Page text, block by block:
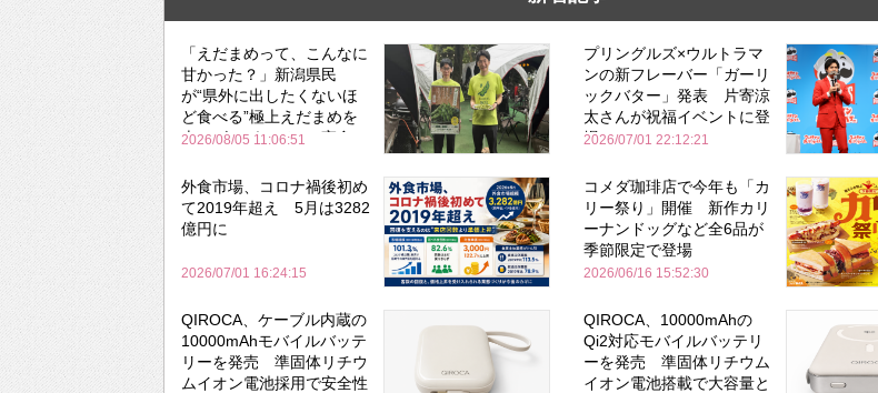
「えだまめって、こんなに
甘かった？」新潟県民
が“県外に出したくないほ
ど食べる”極上えだまめを
森のビアガーデンで実食
2026/08/05 11:06:51
プリングルズ×ウルトラマ
ンの新フレーバー「ガーリ
ックバター」発表 片寄涼
太さんが祝福イベントに登
場
2026/07/01 22:12:21
外食市場、コロナ禍後初め
て2019年超え 5月は3282
億円に
2026/07/01 16:24:15
コメダ珈琲店で今年も「カ
リー祭り」開催 新作カリ
ーナンドッグなど全6品が
季節限定で登場
2026/06/16 15:52:30
QIROCA、ケーブル内蔵の
10000mAhモバイルバッテ
リーを発売 準固体リチウ
ムイオン電池採用で安全性
QIROCA、10000mAhの
Qi2対応モバイルバッテリ
ーを発売 準固体リチウム
イオン電池搭載で大容量と